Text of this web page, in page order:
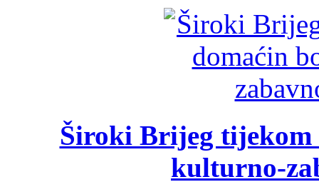
Široki Brijeg tijekom
kulturno-